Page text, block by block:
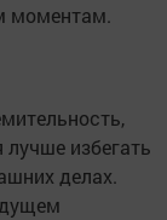
моментам.
избегать
делах.